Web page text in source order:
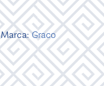
Marca:Graco